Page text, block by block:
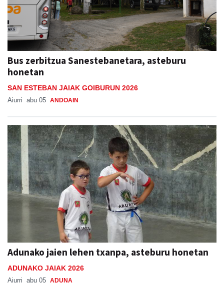
Bus zerbitzua Sanestebanetara, asteburu
honetan
SAN ESTEBAN JAIAK GOIBURUN 2026
Aiurri abu 05 ANDOAIN
Adunako jaien lehen txanpa, asteburu honetan
ADUNAKO JAIAK 2026
Aiurri abu 05 ADUNA